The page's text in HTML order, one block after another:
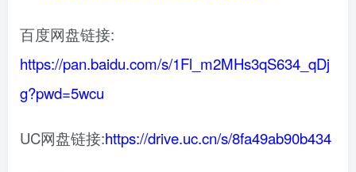
百度网盘链接:
https://pan.baidu.com/s/1Fl_m2MHs3qS634_qDj
g?pwd=5wcu
UC网盘链接:https://drive.uc.cn/s/8fa49ab90b434